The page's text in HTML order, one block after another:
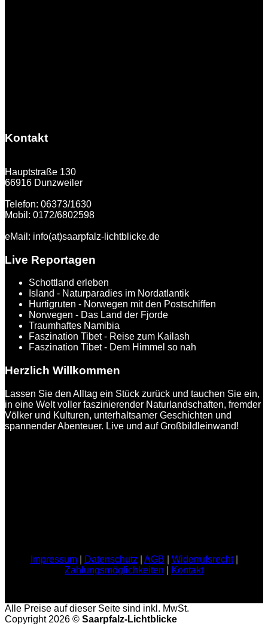
Kontakt
Hauptstraße 130
66916 Dunzweiler
Telefon: 06373/1630
Mobil: 0172/6802598
eMail: info(at)saarpfalz-lichtblicke.de
Live Reportagen
Schottland erleben
Island - Naturparadies im Nordatlantik
Hurtigruten - Norwegen mit den Postschiffen
Norwegen - Das Land der Fjorde
Traumhaftes Namibia
Faszination Tibet - Reise zum Kailash
Faszination Tibet - Dem Himmel so nah
Herzlich Willkommen
Lassen Sie den Alltag ein Stück zurück und tauchen Sie ein,
in eine Welt voller faszinierender Naturlandschaften, fremder
Völker und Kulturen, unterhaltsamer Geschichten und
spannender Abenteuer. Live und auf Großbildleinwand!
Impressum| Datenschutz AGB Widerrufsrecht|
Zahlungsmöglichkeiten
Kontakt
Alle Preise auf dieser Seite sind inkl. MwSt.
Copyright 2026 © Saarpfalz-Lichtblicke